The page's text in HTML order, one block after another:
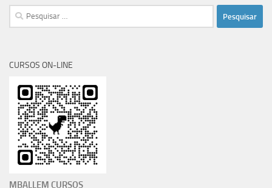
Pesquisar
por:
CURSOS ON-LINE
MBALLEM CURSOS